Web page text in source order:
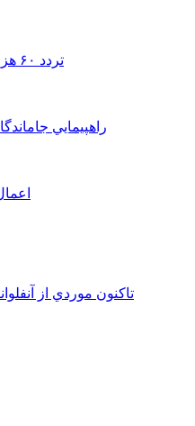
تردد ۶۰ هزار دستگاه ناوگان ترانزیتی از پایانه‌های مرزی آذربایجان ‌غربی
راهپيمايي
تاکنون موردي از